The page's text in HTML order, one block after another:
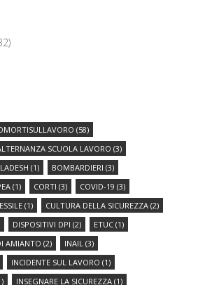
(58)
SCUOLA LAVORO (3)
(1) BOMBARDIERI (3)
(1) CORTI (3) COVID-19 (3)
(1) CULTURA DELLA SICUREZZA (2)
DISPOSITIVI DPI (2) ETUC (1)
AMIANTO (2) INAIL (3)
INCIDENTE SUL LAVORO (1)
INSEGNARE LA SICUREZZA (1)